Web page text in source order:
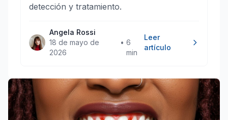
detección y tratamiento.
Angela Rossi
18 de mayo de
2026
• 6
min
Leer
artículo